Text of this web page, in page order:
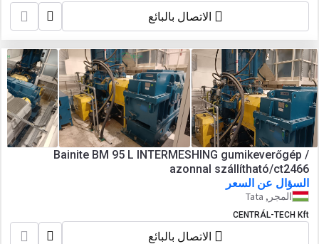
الاتصال بالبائع
Bainite BM 95 L INTERMESHING gumikeverőgép /
azonnal szállítható/ct2466
السؤال عن السعر
المجر, Tata
CENTRÁL-TECH Kft
الاتصال بالبائع